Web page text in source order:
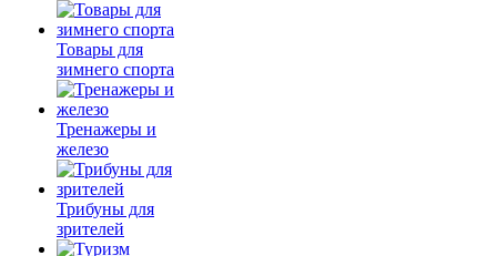
Товары для
зимнего спорта
Тренажеры и
железо
Трибуны для
зрителей